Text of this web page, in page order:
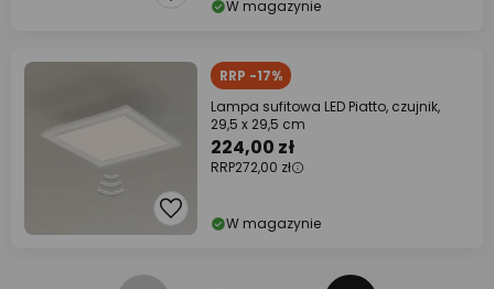
W magazynie
RRP -17%
Lampa sufitowa LED Piatto, czujnik,
29,5 x 29,5 cm
224,00 zł
RRP272,00 zł
W magazynie